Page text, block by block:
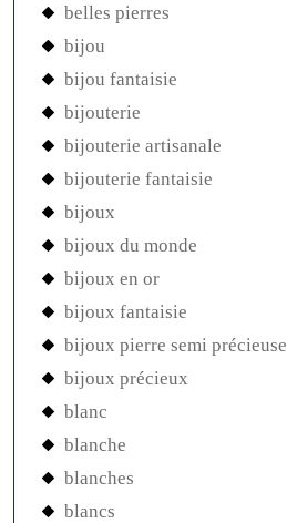
belles pierres
bijou
bijou fantaisie
bijouterie
bijouterie artisanale
bijouterie fantaisie
bijoux
bijoux du monde
bijoux en or
bijoux fantaisie
bijoux pierre semi précieuse
bijoux précieux
blanc
blanche
blanches
blancs